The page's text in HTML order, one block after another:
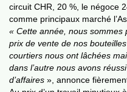
circuit CHR, 20 %, le négoce
comme principaux marché
« Cette année, nous sommes
prix de vente de nos
courtiers nous ont lâchées
dans l’autre nous avons
d’affaires », annonce